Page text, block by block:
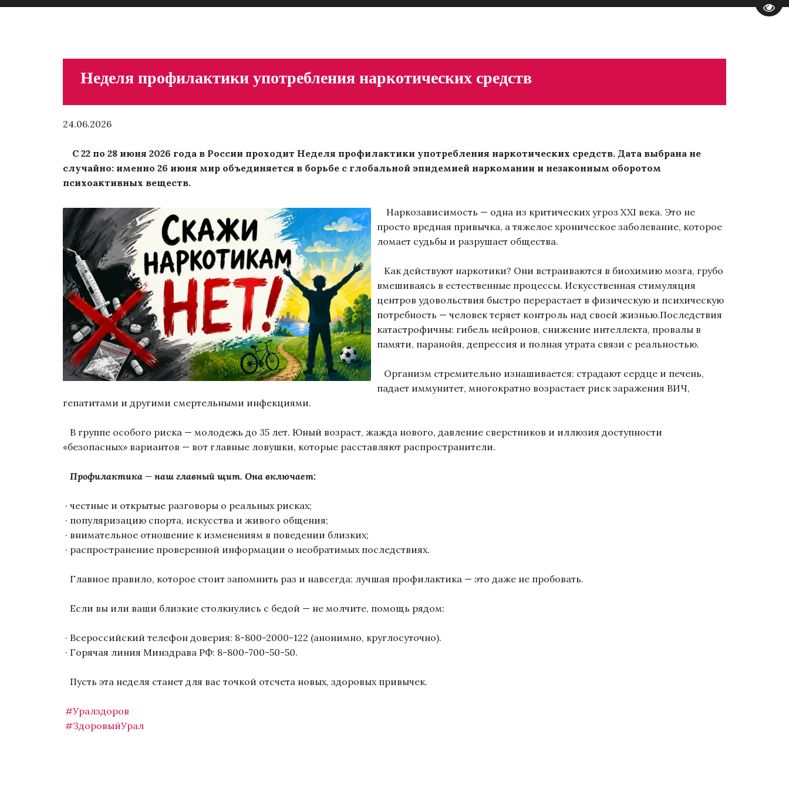
Неделя профилактики употребления наркотических средств
24.06.2026
С 22 по 28 июня 2026 года в России проходит Неделя профилактики употребления наркотических средств. Дата выбрана не
случайно: именно 26 июня мир объединяется в борьбе с глобальной эпидемией наркомании и незаконным оборотом
психоактивных веществ.
Наркозависимость — одна из критических угроз XXI века. Это не
просто вредная привычка, а тяжелое хроническое заболевание, которое
ломает судьбы и разрушает общества.
Как действуют наркотики? Они встраиваются в биохимию мозга, грубо
вмешиваясь в естественные процессы. Искусственная стимуляция
центров удовольствия быстро перерастает в физическую и психическую
потребность — человек теряет контроль над своей жизнью.Последствия
катастрофичны: гибель нейронов, снижение интеллекта, провалы в
памяти, паранойя, депрессия и полная утрата связи с реальностью.
Организм стремительно изнашивается: страдают сердце и печень,
падает иммунитет, многократно возрастает риск заражения ВИЧ,
гепатитами и другими смертельными инфекциями.
В группе особого риска — молодежь до 35 лет. Юный возраст, жажда нового, давление сверстников и иллюзия доступности
«безопасных» вариантов — вот главные ловушки, которые расставляют распространители.
Профилактика — наш главный щит. Она включает:
· честные и открытые разговоры о реальных рисках;
· популяризацию спорта, искусства и живого общения;
· внимательное отношение к изменениям в поведении близких;
· распространение проверенной информации о необратимых последствиях.
Главное правило, которое стоит запомнить раз и навсегда: лучшая профилактика — это даже не пробовать.
Если вы или ваши близкие столкнулись с бедой — не молчите, помощь рядом:
· Всероссийский телефон доверия: 8-800-2000-122 (анонимно, круглосуточно).
· Горячая линия Минздрава РФ: 8-800-700-50-50.
Пусть эта неделя станет для вас точкой отсчета новых, здоровых привычек.
#Уралздоров
#ЗдоровыйУрал